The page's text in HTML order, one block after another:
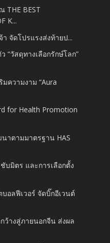
THE BEST
K...
จัดโปรแรงส่งท้ายป...
“วัสดุทางเลือกรักษ์โลก”
ความงาม “Aura
for Health Promotion
าตามมาตรฐาน HAS
บมิตร และการเลือกตั้ง
อลฟีเวอร์ จัดบิ๊กอีเวนต์
ว้างสู่ภายนอกจีน ส่งผล